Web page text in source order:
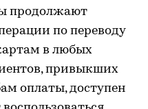
продолжают
по переводу
в любых
привыкших
оплаты, доступен